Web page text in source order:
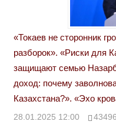
«Токаев не сторонник
разборок». «Риски для
защищают семью
доход: почему
Казахстана?». «Эхо
28.01.2025 12:00 43496